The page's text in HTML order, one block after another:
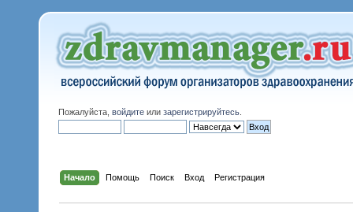
Пожалуйста, войдите или зарегистрируйтесь
Начало Помощь Поиск Вход Регистрация